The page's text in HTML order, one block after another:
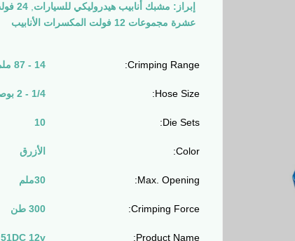
إبراز: مشبك أنابيب هيدروليكي للسيارات 24 فولت المتحرك هيدروليكية المسامير القابض
عشرة مجموعات 12 فولت المكسرات الأنابيب
Crimping Range: 14 - 87 ملم
Hose Size: 1/4 - 2 بوصة
Die Sets:
10
Color: الأزرق
Max. Opening: 30ملم
Crimping Force: 300 طن
Product Name: 51DC 12v المكبس الهيدروليكي للأنابيب